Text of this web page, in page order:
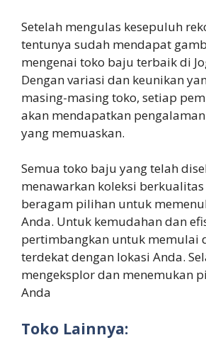
Setelah mengulas kesepuluh
tentunya sudah mendapat
mengenai toko baju terbaik di
Dengan variasi dan keunikan
masing-masing toko, setiap
akan mendapatkan
yang memuaskan.
Semua toko baju yang telah
menawarkan koleksi
beragam pilihan untuk
Anda. Untuk kemudahan dan
pertimbangkan untuk memulai
terdekat dengan lokasi Anda.
mengeksplor dan menemukan
Anda
Toko Lainnya: